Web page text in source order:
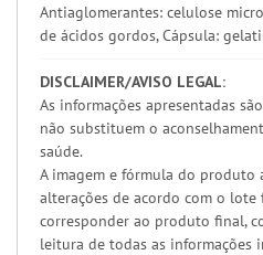
Antiaglomerantes: celulose
de ácidos gordos, Cápsula:
DISCLAIMER/AVISO LEGAL:
As informações apresentadas
não substituem o
saúde.
A imagem e fórmula do produto
alterações de acordo com o lote
corresponder ao produto final,
leitura de todas as informações